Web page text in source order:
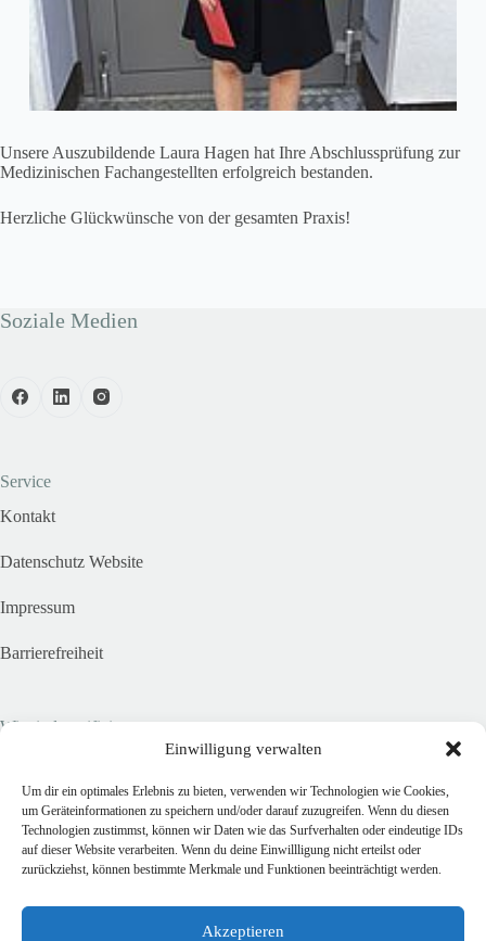
Einwilligung verwalten
Um dir ein optimales Erlebnis zu bieten, verwenden wir Technologien wie Cookies,
um Geräteinformationen zu speichern und/oder darauf zuzugreifen. Wenn du diesen
Technologien zustimmst, können wir Daten wie das Surfverhalten oder eindeutige IDs
auf dieser Website verarbeiten. Wenn du deine Einwillligung nicht erteilst oder
zurückziehst, können bestimmte Merkmale und Funktionen beeinträchtigt werden.
Akzeptieren
Unsere Auszubildende Laura Hagen hat Ihre Abschlussprüfung zur
Medizinischen Fachangestellten erfolgreich bestanden.
Herzliche Glückwünsche von der gesamten Praxis!
Soziale Medien
Service
Kontakt
Datenschutz Website
Impressum
Barrierefreiheit
Wir sind zertifiziert